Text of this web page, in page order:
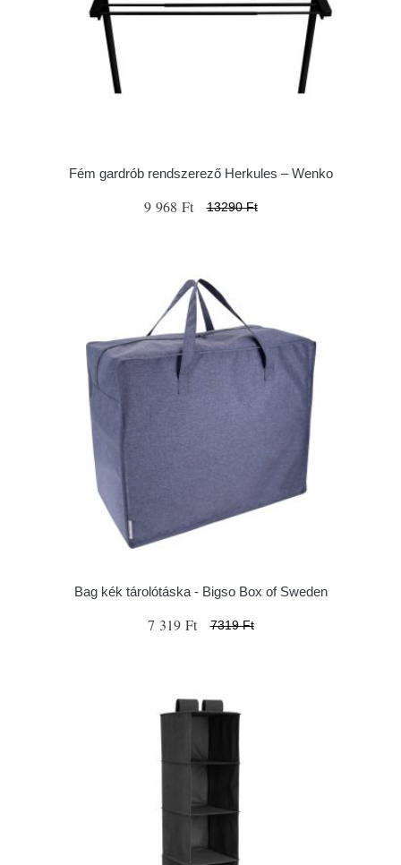
Fém gardrób rendszerező Herkules – Wenko
9 968 Ft 13290 Ft
Bag kék tárolótáska - Bigso Box of Sweden
7 319 Ft 7319 Ft